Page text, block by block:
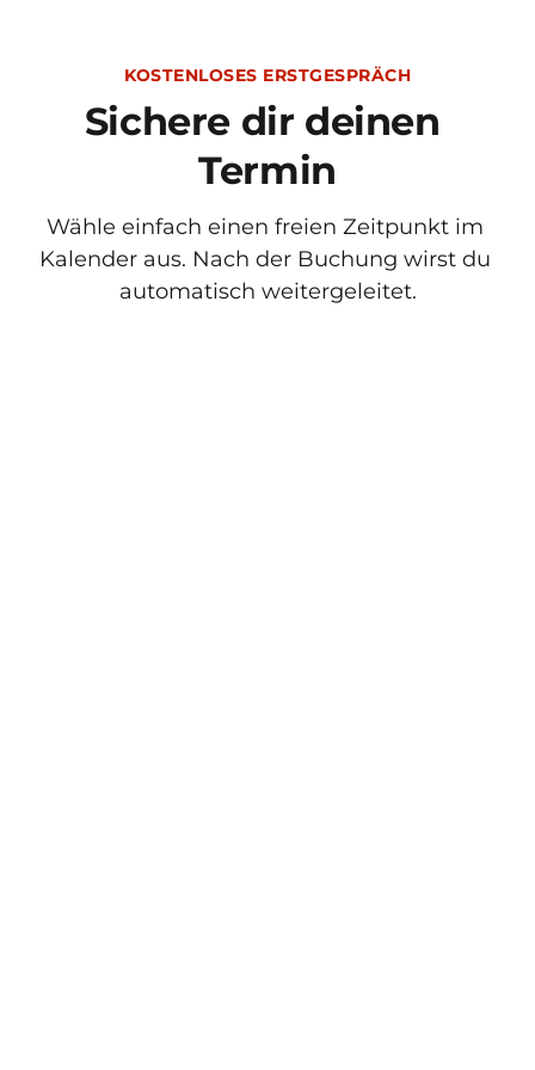
KOSTENLOSES ERSTGESPRÄCH
Sichere dir deinen
Termin
Wähle einfach einen freien Zeitpunkt im
Kalender aus. Nach der Buchung wirst du
automatisch weitergeleitet.